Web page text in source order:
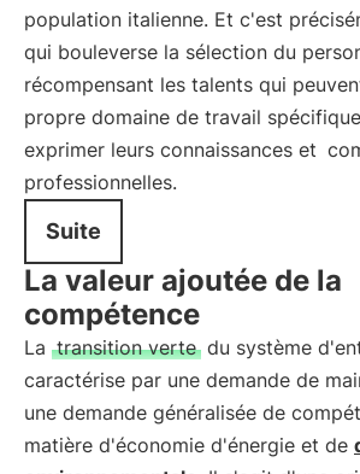
population italienne. Et c'est
qui bouleverse la sélection du
récompensant les talents qui
propre domaine de travail
exprimer leurs connaissances et
professionnelles.
Suite
La valeur ajoutée de la
compétence
La transition verte du système
caractérise par une demande de
une demande généralisée de
matière d'économie d'énergie et de